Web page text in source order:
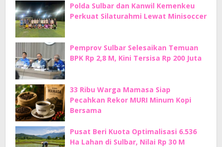
Polda Sulbar dan Kanwil Kemenkeu
Perkuat Silaturahmi Lewat Minisoccer
Pemprov Sulbar Selesaikan Temuan
BPK Rp 2,8 M, Kini Tersisa Rp 200 Juta
33 Ribu Warga Mamasa Siap
Pecahkan Rekor MURI Minum Kopi
Bersama
Pusat Beri Kuota Optimalisasi 6.536
Ha Lahan di Sulbar, Nilai Rp 30 M